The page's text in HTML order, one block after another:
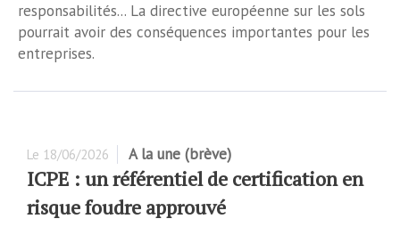
responsabilités... La directive européenne sur les sols
pourrait avoir des conséquences importantes pour les
entreprises.
Le 18/06/2026 A la une (brève)
ICPE : un référentiel de certification en
risque foudre approuvé